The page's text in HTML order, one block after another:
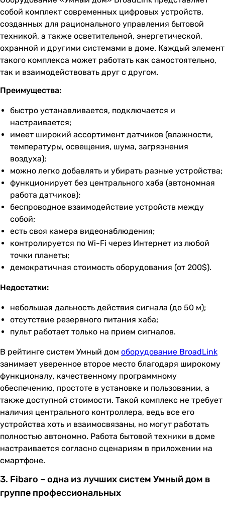
собой комплект современных цифровых устройств,
созданных для рационального управления бытовой
техникой, а также осветительной, энергетической,
охранной и другими системами в доме. Каждый элемент
такого комплекса может работать как самостоятельно,
так и взаимодействовать друг с другом.
Преимущества:
быстро устанавливается, подключается и
настраивается;
имеет широкий ассортимент датчиков (влажности,
температуры, освещения, шума, загрязнения
воздуха);
можно легко добавлять и убирать разные устройства;
функционирует без центрального хаба (автономная
работа датчиков);
беспроводное взаимодействие устройств между
собой;
есть своя камера видеонаблюдения;
контролируется по Wi-Fi через Интернет из любой
точки планеты;
демократичная стоимость оборудования (от 200$).
Недостатки:
небольшая дальность действия сигнала (до 50 м);
отсутствие резервного питания хаба;
пульт работает только на прием сигналов.
В рейтинге систем Умный дом оборудование BroadLink
занимает уверенное второе место благодаря широкому
функционалу, качественному программному
обеспечению, простоте в установке и пользовании, а
также доступной стоимости. Такой комплекс не требует
наличия центрального контроллера, ведь все его
устройства хоть и взаимосвязаны, но могут работать
полностью автономно. Работа бытовой техники в доме
настраивается согласно сценариям в приложении на
смартфоне.
3. Fibaro – одна из лучших систем Умный дом в
группе профессиональных